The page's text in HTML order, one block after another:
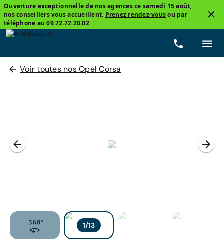
Ouverture exceptionnelle de nos agences ce samedi 15 août,
nos conseillers vous accueillent. Prenez rendez-vousou par
téléphone au09.72.72.20.02
Voir toutes nos Opel Corsa